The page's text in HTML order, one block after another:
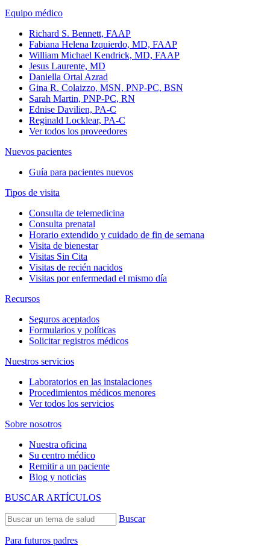
Equipo médico
Richard S. Bennett, FAAP
Fabiana Helena Izquierdo, MD, FAAP
William Michael Kendrick, MD, FAAP
Jesus Laurente, MD
Daniella Ortal Azrad
Gina R. Colaizzo, MSN, PNP-PC, BSN
Sarah Martin, PNP-PC, RN
Ednise Davilien, PA-C
Reginald Locklear, PA-C
Ver todos los proveedores
Nuevos pacientes
Guía para pacientes nuevos
Tipos de visita
Consulta de telemedicina
Consulta prenatal
Horario extendido y cuidado de fin de semana
Visita de bienestar
Visitas Sin Cita
Visitas de recién nacidos
Visitas por enfermedad el mismo día
Recursos
Seguros aceptados
Formularios y políticas
Solicitar registros médicos
Nuestros servicios
Laboratorios en las instalaciones
Procedimientos médicos menores
Ver todos los servicios
Sobre nosotros
Nuestra oficina
Su centro médico
Remitir a un paciente
Blog y noticias
BUSCAR ARTÍCULOS
Buscar
Para futuros padres